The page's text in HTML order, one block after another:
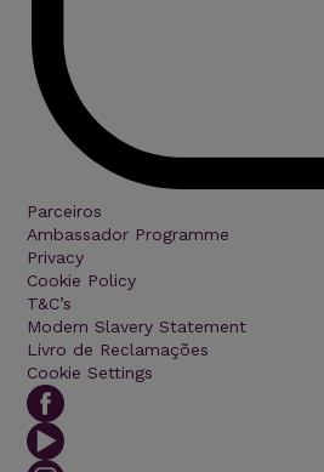
Parceiros
Ambassador Programme
Privacy
Cookie Policy
T&C’s
Modern Slavery Statement
Livro de Reclamações
Cookie Settings